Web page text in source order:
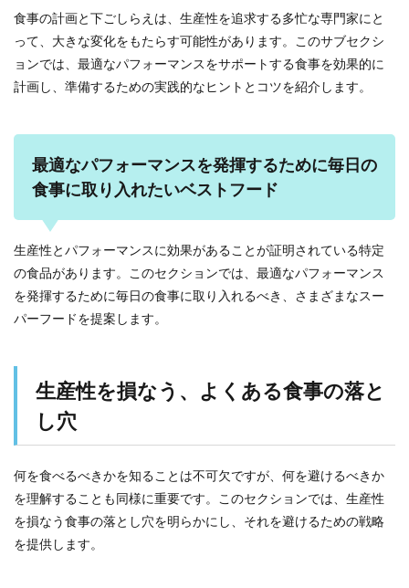
食事の計画と下ごしらえは、生産性を追求する多忙な専門家にと
って、大きな変化をもたらす可能性があります。このサブセクシ
ョンでは、最適なパフォーマンスをサポートする食事を効果的に
計画し、準備するための実践的なヒントとコツを紹介します。
最適なパフォーマンスを発揮するために毎日の
食事に取り入れたいベストフード
生産性とパフォーマンスに効果があることが証明されている特定
の食品があります。このセクションでは、最適なパフォーマンス
を発揮するために毎日の食事に取り入れるべき、さまざまなスー
パーフードを提案します。
生産性を損なう、よくある食事の落と
し穴
何を食べるべきかを知ることは不可欠ですが、何を避けるべきか
を理解することも同様に重要です。このセクションでは、生産性
を損なう食事の落とし穴を明らかにし、それを避けるための戦略
を提供します。